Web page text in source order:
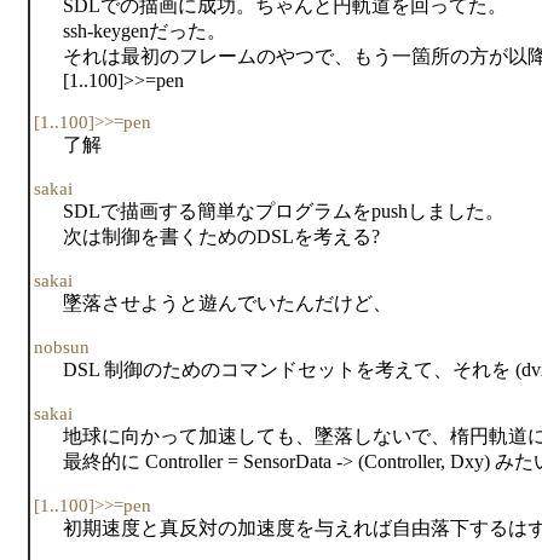
SDLでの描画に成功。ちゃんと円軌道を回ってた。
ssh-keygenだった。
それは最初のフレームのやつで、もう一箇所の方が以
[1..100]>>=pen
[1..100]>>=pen
了解
sakai
SDLで描画する簡単なプログラムをpushしました。
次は制御を書くためのDSLを考える?
sakai
墜落させようと遊んでいたんだけど、
nobsun
DSL 制御のためのコマンドセットを考えて、それを
sakai
地球に向かって加速しても、墜落しないで、楕円軌
最終的に Controller = SensorData -> (Controller, Dxy) み
[1..100]>>=pen
初期速度と真反対の加速度を与えれば自由落下するは